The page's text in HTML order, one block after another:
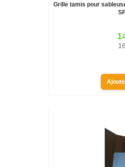
Grille tamis pour